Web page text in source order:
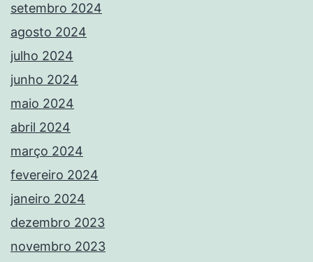
setembro 2024
agosto 2024
julho 2024
junho 2024
maio 2024
abril 2024
março 2024
fevereiro 2024
janeiro 2024
dezembro 2023
novembro 2023